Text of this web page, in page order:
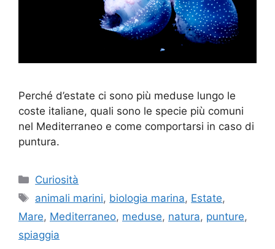
Perché d’estate ci sono più meduse lungo le
coste italiane, quali sono le specie più comuni
nel Mediterraneo e come comportarsi in caso di
puntura.
Categorie
Curiosità
Tag
animali marini, biologia marina, Estate,
Mare, Mediterraneo, meduse, natura, punture,
spiaggia